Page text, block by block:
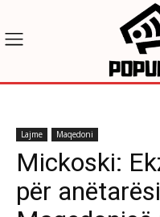
Lajme Maqedoni
Mickoski:
për